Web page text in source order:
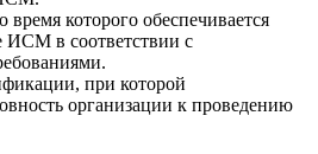
которого обеспечивается
ИСМ в соответствии с
при которой
организации к проведению